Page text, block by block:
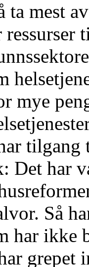
ta mest
mye
tilgang
Det har
Så
har
grepet